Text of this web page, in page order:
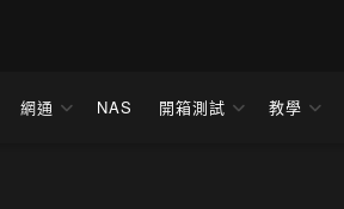
網通 NAS 開箱測試 教學